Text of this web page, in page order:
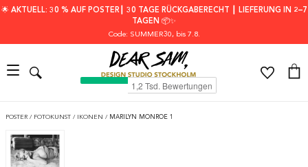
🌟 AKTUELL: 30 % AUF POSTER┃ 30 TAGE RÜCKGABERECHT ┃ LIEFERUNG IN 2–7
TAGEN 📦✨
Code: SUMMER30, bis 7.8.
POSTER / FOTOKUNST / IKONEN / MARILYN MONROE 1